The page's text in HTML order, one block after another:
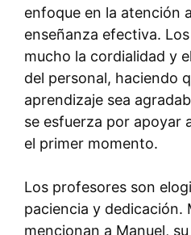
enfoque en la atención
enseñanza efectiva.
mucho la cordialidad y
del personal, haciendo
aprendizaje sea
se esfuerza por apoyar
el primer momento.
Los profesores son
paciencia y dedicación.
mencionan a Manuel,